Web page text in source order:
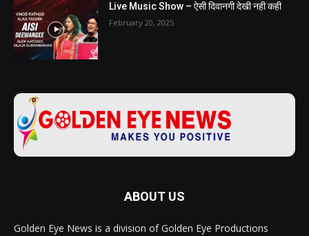
Live Music Show – ऐसी दिवानगी देखी नही कही
February 20, 2025
ABOUT US
Golden Eye News is a division of Golden Eye Productions